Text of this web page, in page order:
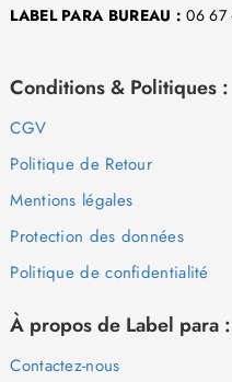
LABEL PARA BUREAU : 06 67
Conditions & Politiques :
CGV
Politique de Retour
Mentions légales
Protection des données
Politique de confidentialité
À propos de Label para :
Contactez-nous